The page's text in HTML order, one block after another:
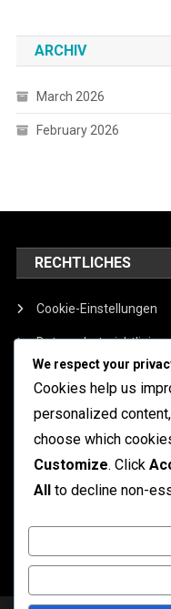
ARCHIV
March 2026
February 2026
RECHTLICHES
Cookie-Einstellungen
Datenschutzrichtlinie
Allgemeine
Über
Kontakt aufnehmen
We respect your
Cookies help us
personalized
choose which
Customize. Click
All to decline non-